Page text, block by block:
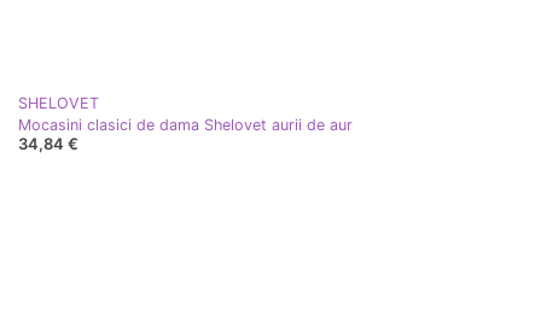
SHELOVET
Mocasini clasici de dama Shelovet aurii de aur
34,84 €